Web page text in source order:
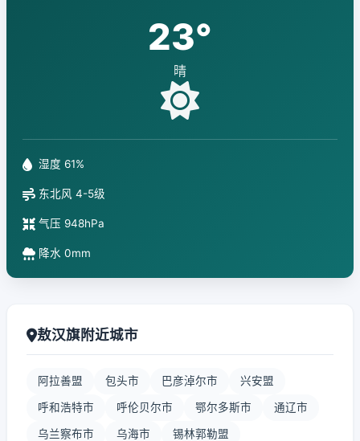
23°
晴
湿度 61%
东北风 4-5级
气压 948hPa
降水 0mm
敖汉旗附近城市
阿拉善盟 包头市 巴彦淖尔市 兴安盟
呼和浩特市 呼伦贝尔市 鄂尔多斯市 通辽市
乌兰察布市 乌海市 锡林郭勒盟